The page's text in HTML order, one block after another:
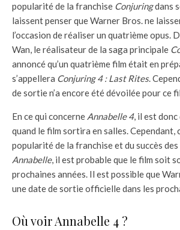
popularité de la franchise Conjuringdans
laissent penser que Warner Bros. ne
l’occasion de réaliser un quatrième opus.
Wan, le réalisateur de la saga principale
annoncé qu’un quatrième film était en
s’appellera Conjuring 4 : Last Rites.
de sortie n’a encore été dévoilée pour ce
En ce qui concerne Annabelle 4, il est
quand le film sortira en salles. Cependant,
popularité de la franchise et du succès
Annabelle, il est probable que le film soit
prochaines années. Il est possible que
une date de sortie officielle dans les
Où voir Annabelle 4 ?